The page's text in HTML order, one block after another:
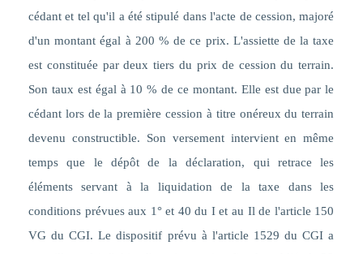
cédant et tel qu'il a été stipulé dans l'acte de cession, majoré
d'un montant égal à 200 % de ce prix. L'assiette de la taxe
est constituée par deux tiers du prix de cession du terrain.
Son taux est égal à 10 % de ce montant. Elle est due par le
cédant lors de la première cession à titre onéreux du terrain
devenu constructible. Son versement intervient en même
temps que le dépôt de la déclaration, qui retrace les
éléments servant à la liquidation de la taxe dans les
conditions prévues aux 1° et 40 du I et au Il de l'article 150
VG du CGI. Le dispositif prévu à l'article 1529 du CGI a